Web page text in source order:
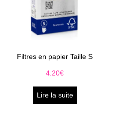
Filtres en papier Taille S
4.20€
Lire la suite